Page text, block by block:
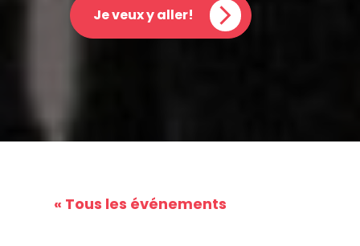
Je veux y aller!
« Tous les événements